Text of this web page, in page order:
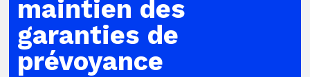
maintien des
garanties de
prévoyance